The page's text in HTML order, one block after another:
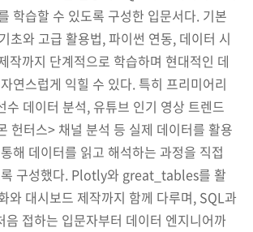
학습할 수 있도록 구성한 입문서다. 기본
초와 고급 활용법, 파이썬 연동, 데이터 시
작까지 단계적으로 학습하며 현대적인 데
연스럽게 익힐 수 있다. 특히 프리미어리
수 데이터 분석, 유튜브 인기 영상 트렌드
헌터스> 채널 분석 등 실제 데이터를 활용
해 데이터를 읽고 해석하는 과정을 직접
록 구성했다. Plotly와 great_tables를 활
와 대시보드 제작까지 함께 다루며, SQL과
음 접하는 입문자부터 데이터 엔지니어까